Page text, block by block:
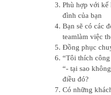
Phù hợp với kế
đình của bạn
Bạn sẽ có các
teamlàm việc
Đồng phục
“Tôi thích
“- tại sao
điều đó?
Có những